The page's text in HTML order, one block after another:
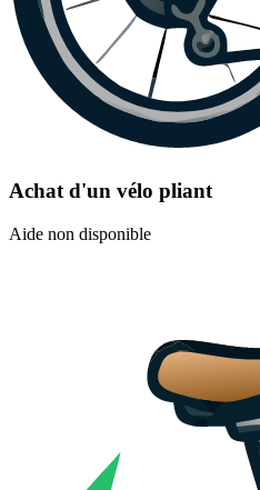
Achat d'un vélo pliant
Aide non disponible